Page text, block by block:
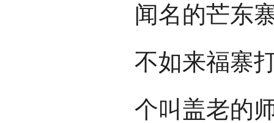
闻名的芒东
不如来福寨
个叫盖老的